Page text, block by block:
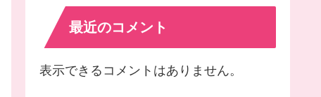
最近のコメント
表示できるコメントはありません。